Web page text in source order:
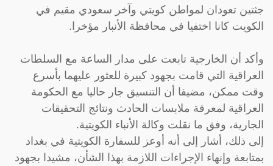
جثتين تعودان لمواطن كويتي وآخر سعودي مقيم في
الكويت كانا اختفيا في محافظة الأنبار مؤخرا.
وأكد أن الخارجية تابعت على مدار الساعة مع السلطات
العراقية التي قامت بجهود كبيرة للعثور عليهما بأسرع
وقت ممكن، مضيفا أن التنسيق جار حاليا مع الحكومة
العراقية لمعرفة ملابسات الحادث ونتائج التحقيقات
الجارية، وفق ما نقلت وكالة الأنباء الكويتية.
إلى ذلك، أشار إلى أنه أوعز للسفارة الكويتية في بغداد
بمتابعة وإنهاء الإجراءات اللازمة بهذا الشأن، مشيدا بجهود